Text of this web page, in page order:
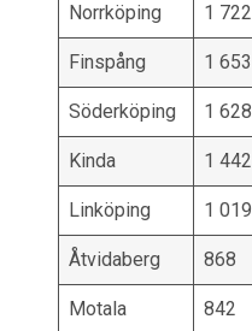
Norrköping 1 722
Finspång 1 653
Söderköping 1 628
Kinda 1 442
Linköping 1 019
Åtvidaberg 868
Motala 842